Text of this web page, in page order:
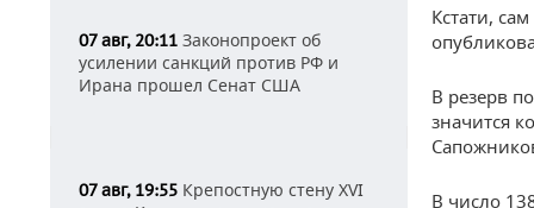
07 авг, 20:11 Законопроект об
усилении санкций против РФ и
Ирана прошел Сенат США
07 авг, 19:55 Крепостную стену XVI
Кстати,
В резерв
значится
В число